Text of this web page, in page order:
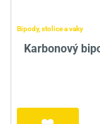
Bipody, stolice a vaky
Karbonový